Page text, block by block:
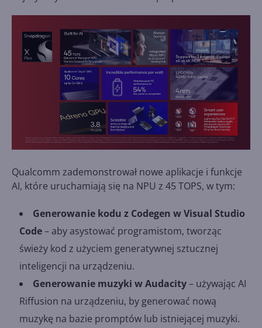
Qualcomm zademonstrował nowe aplikacje i funkcje
AI, które uruchamiają się na NPU z 45 TOPS, w tym:
Generowanie kodu z Codegen w Visual Studio
Code– aby asystować programistom, tworząc
świeży kod z użyciem generatywnej sztucznej
inteligencji na urządzeniu.
Generowanie muzyki w Audacity– używając AI
Riffusion na urządzeniu, by generować nową
muzykę na bazie promptów lub istniejącej muzyki.